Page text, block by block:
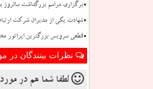
برگزاری مراسم بزرگداشت سالروز
شهادت یکی از مدیران شرکت
قطعی سرویس بزرگترین اپراتور
نظرات بینندگان در
لطفا شما هم در